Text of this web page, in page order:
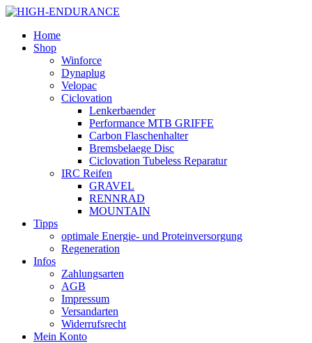
Home
Shop
Winforce
Dynaplug
Velopac
Ciclovation
Lenkerbaender
Performance MTB GRIFFE
Carbon Flaschenhalter
Bremsbelaege Disc
Ciclovation Tubeless Reparatur
IRC Reifen
GRAVEL
RENNRAD
MOUNTAIN
Tipps
optimale Energie- und Proteinversorgung
Regeneration
Infos
Zahlungsarten
AGB
Impressum
Versandarten
Widerrufsrecht
Mein Konto